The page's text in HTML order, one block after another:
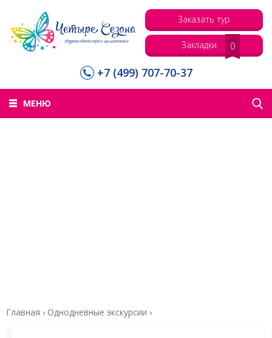
Заказать тур
Закладки 0
+7 (499) 707-70-37
МЕНЮ
Главная › Однодневные экскурсии ›